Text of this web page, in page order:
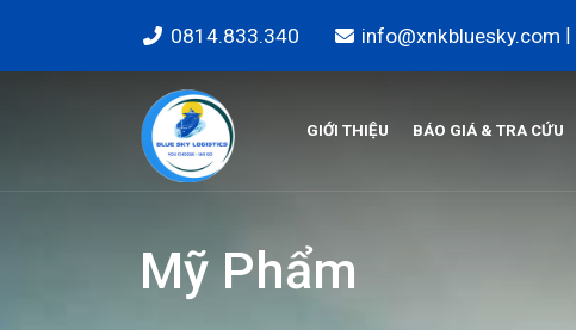
0814.833.340 info@xnkbluesky.com |
GIỚI THIỆU BÁO GIÁ & TRA CỨU
Mỹ Phẩm